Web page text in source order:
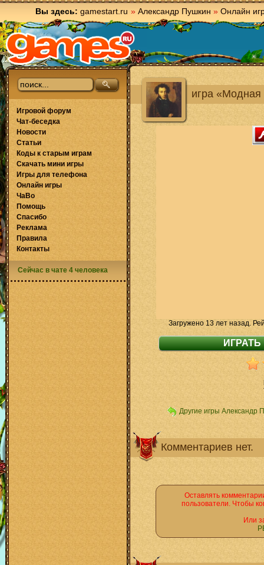
Вы здесь: gamestart.ru » Александр Пушкин » Онлайн
игра «Модная
Загружено 13 лет назад.
Другие игры Александр
Комментариев нет.
Оставлять
пользователи. Чтобы
Или
Игровой форум
Чат-беседка
Новости
Статьи
Коды к старым играм
Скачать мини игры
Игры для телефона
Онлайн игры
ЧаВо
Помощь
Спасибо
Реклама
Правила
Контакты
Сейчас в чате 4 человека